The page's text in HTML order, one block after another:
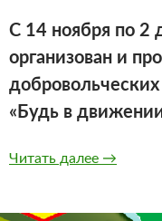
С 14 ноября по 2
организован и
«Будь в
Читать далее Итоги
→